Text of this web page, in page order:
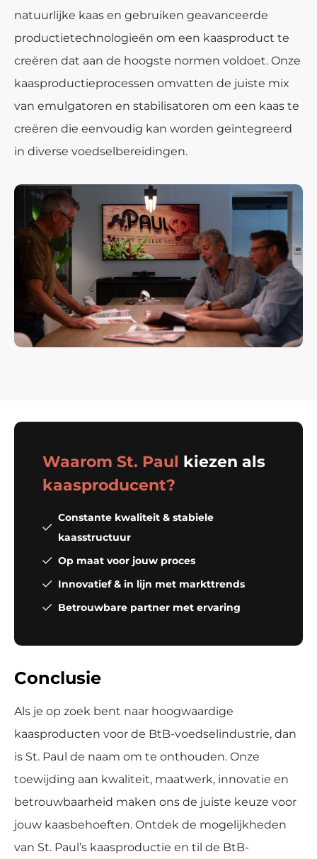
natuurlijke kaas en gebruiken geavanceerde
productietechnologieën om een kaasproduct te
creëren dat aan de hoogste normen voldoet. Onze
kaasproductieprocessen omvatten de juiste mix
van emulgatoren en stabilisatoren om een kaas te
creëren die eenvoudig kan worden geïntegreerd
in diverse voedselbereidingen.
Waarom St. Paul kiezen als
kaasproducent?
Constante kwaliteit & stabiele
kaasstructuur
Op maat voor jouw proces
Innovatief & in lijn met markttrends
Betrouwbare partner met ervaring
Conclusie
Als je op zoek bent naar hoogwaardige
kaasproducten voor de BtB-voedselindustrie, dan
is St. Paul de naam om te onthouden. Onze
toewijding aan kwaliteit, maatwerk, innovatie en
betrouwbaarheid maken ons de juiste keuze voor
jouw kaasbehoeften. Ontdek de mogelijkheden
van St. Paul’s kaasproductie en til de BtB-